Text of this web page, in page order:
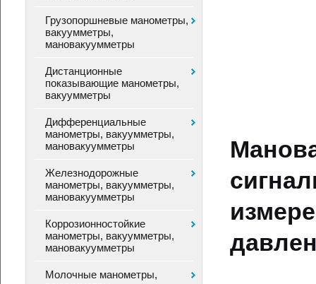
Грузопоршневые манометры,
вакуумметры,
мановакуумметры
Дистанционные
показывающие манометры,
вакуумметры
Дифференциальные
манометры, вакуумметры,
мановакуумметры
Железнодорожные
манометры, вакуумметры,
мановакуумметры
Коррозионностойкие
манометры, вакуумметры,
мановакуумметры
Молочные манометры,